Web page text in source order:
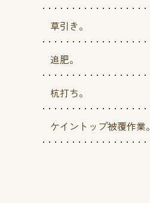
草引き。
追肥。
杭打ち。
ケイントップ被覆作業。